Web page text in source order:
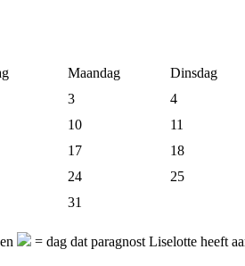
Maandag Dinsdag
3 4
10 11
17 18
24 25
31
= dag dat paragnost Liselotte heeft